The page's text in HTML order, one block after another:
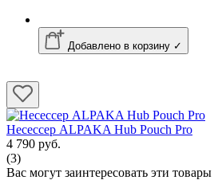
Добавлено в корзину ✓
Несессер ALPAKA Hub Pouch Pro
4 790 руб.
(3)
Вас могут заинтересовать эти товары